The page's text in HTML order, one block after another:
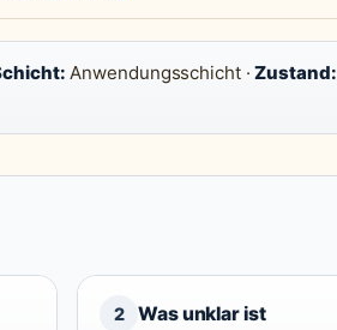
Anwendungsschicht ·Zustand:
2 Was unklar ist